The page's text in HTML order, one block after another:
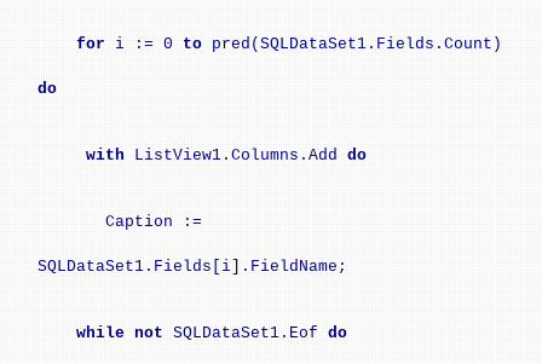
for i := 0 to pred(SQLDataSet1.Fields.Count)
do
with ListView1.Columns.Add do
Caption :=
SQLDataSet1.Fields[i].FieldName;
while not SQLDataSet1.Eof do